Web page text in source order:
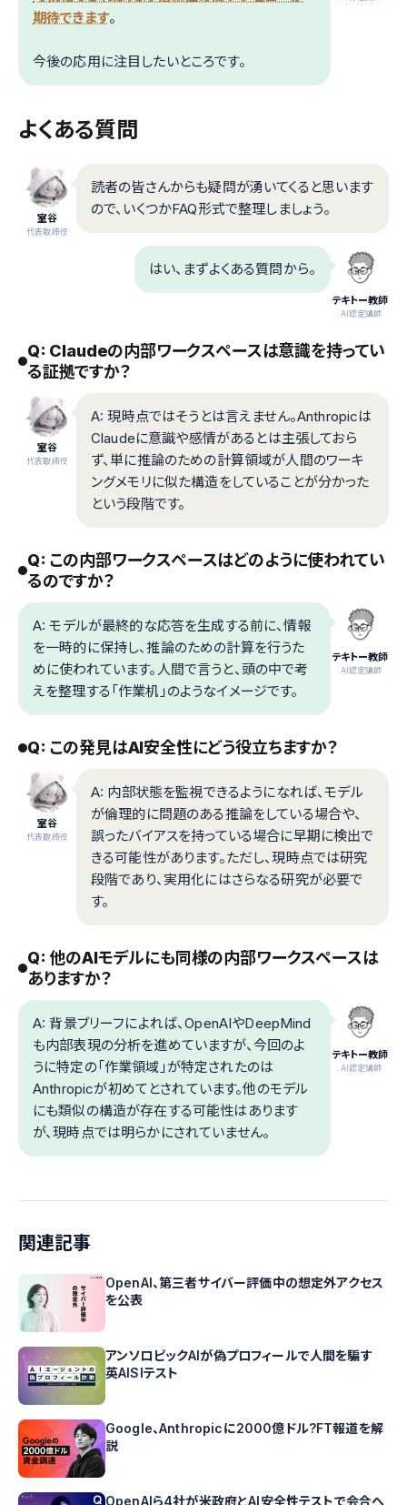
期待できます。
今後の応用に注目したいところです。
よくある質問
室谷
代表取締役
読者の皆さんからも疑問が湧いてくると思います
ので、いくつかFAQ形式で整理しましょう。
テキトー教師
.AI認定講師
はい、まずよくある質問から。
Q: Claudeの内部ワークスペースは意識を持ってい
る証拠ですか？
室谷
代表取締役
A: 現時点ではそうとは言えません。Anthropicは
Claudeに意識や感情があるとは主張しておら
ず、単に推論のための計算領域が人間のワーキ
ングメモリに似た構造をしていることが分かった
という段階です。
Q: この内部ワークスペースはどのように使われてい
るのですか？
テキトー教師
.AI認定講師
A: モデルが最終的な応答を生成する前に、情報
を一時的に保持し、推論のための計算を行うた
めに使われています。人間で言うと、頭の中で考
えを整理する「作業机」のようなイメージです。
Q: この発見はAI安全性にどう役立ちますか？
室谷
代表取締役
A: 内部状態を監視できるようになれば、モデル
が倫理的に問題のある推論をしている場合や、
誤ったバイアスを持っている場合に早期に検出で
きる可能性があります。ただし、現時点では研究
段階であり、実用化にはさらなる研究が必要で
す。
Q: 他のAIモデルにも同様の内部ワークスペースは
ありますか？
テキトー教師
.AI認定講師
A: 背景ブリーフによれば、OpenAIやDeepMind
も内部表現の分析を進めていますが、今回のよ
うに特定の「作業領域」が特定されたのは
Anthropicが初めてとされています。他のモデル
にも類似の構造が存在する可能性はあります
が、現時点では明らかにされていません。
関連記事
OpenAI、第三者サイバー評価中の想定外アクセス
を公表
アンソロピックAIが偽プロフィールで人間を騙す
英AISIテスト
Google、Anthropicに2000億ドル?FT報道を解
説
OpenAIら4社が米政府とAI安全性テストで会合へ